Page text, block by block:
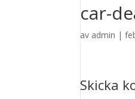
car-
av admin |
Skicka